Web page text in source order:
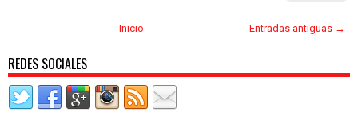
Entradas antiguas →
Inicio
REDES SOCIALES